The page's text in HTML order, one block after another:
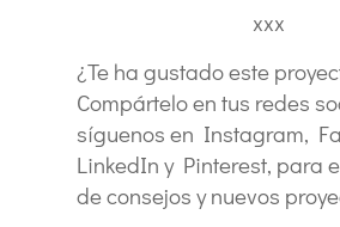
xxx
¿Te ha gustado este
Compártelo en tus redes
síguenos en Instagram,
LinkedIn y Pinterest, para
de consejos y nuevos